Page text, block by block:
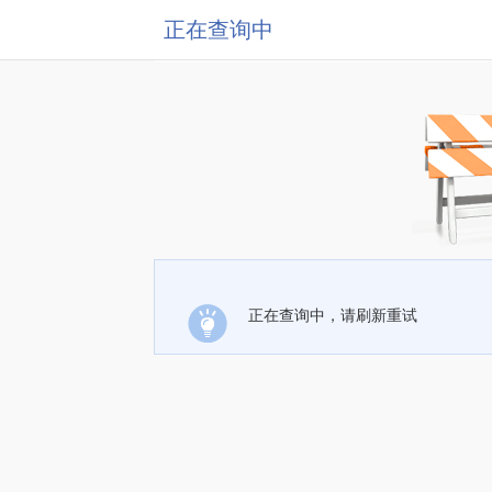
正在查询中
正在查询中，请刷新重试